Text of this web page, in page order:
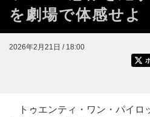
を劇場で体感せよ
2026年2月21日 / 18:00
トゥエンティ・ワン・パイロ